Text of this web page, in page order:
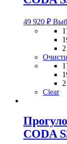
49 920 ₽
Clear
CODA